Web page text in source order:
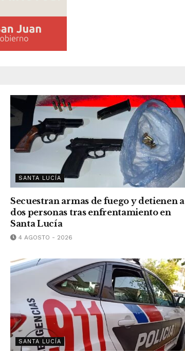
SANTA LUCÍA
Secuestran armas de fuego y detienen a
dos personas tras enfrentamiento en
Santa Lucía
4 AGOSTO - 2026
SANTA LUCÍA